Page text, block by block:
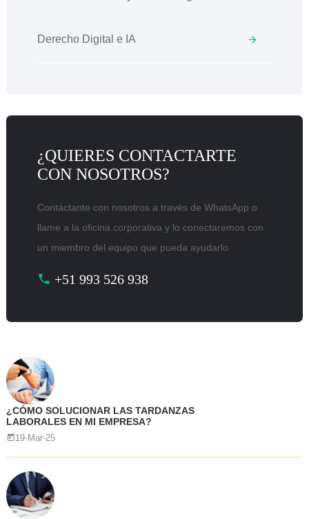
Derecho Digital e IA
¿QUIERES CONTACTARTE
CON NOSOTROS?
Contáctante con nosotros a través de WhatsApp o
llame a la oficina corporativa y lo conectaremos con
un miembro del equipo que pueda ayudarlo.
+51 993 526 938
¿CÓMO SOLUCIONAR LAS TARDANZAS
LABORALES EN MI EMPRESA?
19-Mar-25